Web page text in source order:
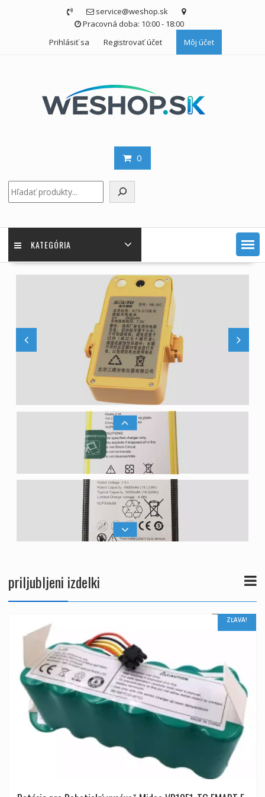
service@weshop.sk
Pracovná doba: 10:00 - 18:00
Prihlásiť sa
Registrovať účet Môj účet
0
KATEGÓRIA
priljubljeni izdelki
ZĽAVA!